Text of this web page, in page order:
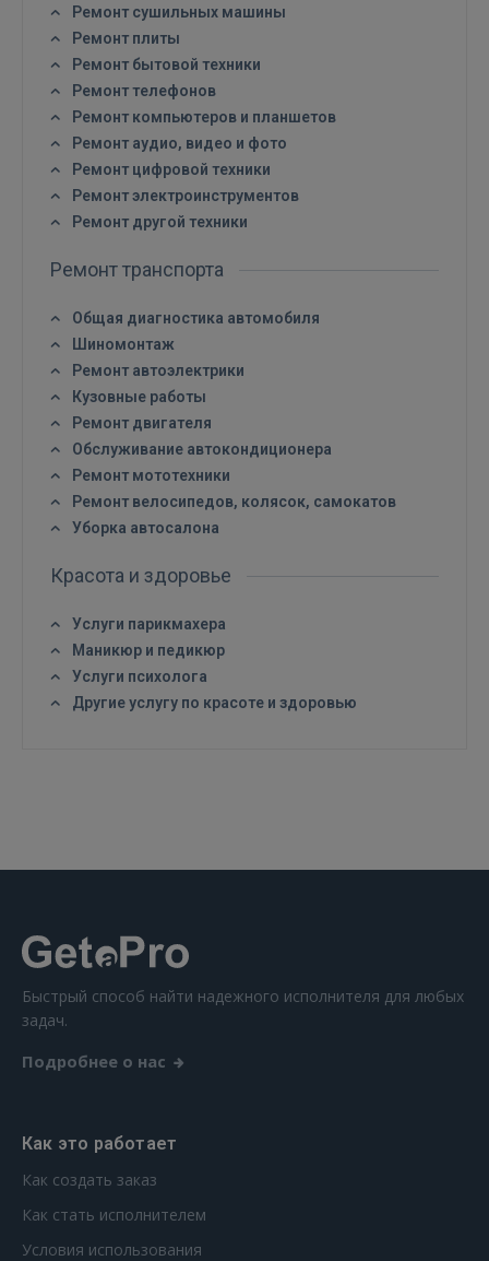
Ремонт сушильных машины
Ремонт плиты
Ремонт бытовой техники
Ремонт телефонов
Ремонт компьютеров и планшетов
Ремонт аудио, видео и фото
Ремонт цифровой техники
Ремонт электроинструментов
Ремонт другой техники
Ремонт транспорта
Общая диагностика автомобиля
Шиномонтаж
Ремонт автоэлектрики
Кузовные работы
Ремонт двигателя
Обслуживание автокондиционера
Ремонт мототехники
Ремонт велосипедов, колясок, самокатов
Уборка автосалона
Красота и здоровье
Услуги парикмахера
Маникюр и педикюр
Услуги психолога
Другие услугу по красоте и здоровью
Быстрый способ найти надежного исполнителя для любых
задач.
Подробнее о нас
Как это работает
Как создать заказ
Как стать исполнителем
Условия использования